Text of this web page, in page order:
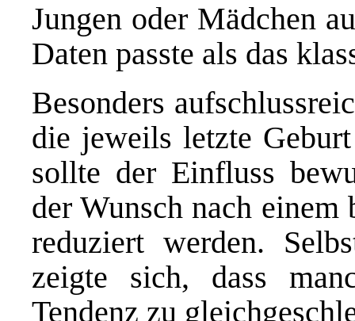
Jungen oder Mädchen
Daten passte als das
Besonders
die jeweils letzte
sollte der Einfluss
der Wunsch nach
reduziert werden.
zeigte sich, dass
Tendenz zu